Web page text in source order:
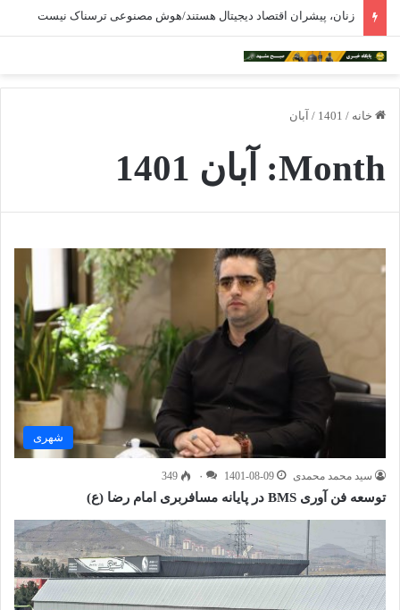
زنان، پیشران اقتصاد دیجیتال هستند/هوش مصنوعی ترسناک نیست
خانه /
1401
/ آبان
Month: آبان 1401
شهری
سید محمد محمدی 1401-08-09 ۰ 349
توسعه فن آوری BMS در پایانه مسافربری امام رضا (ع)